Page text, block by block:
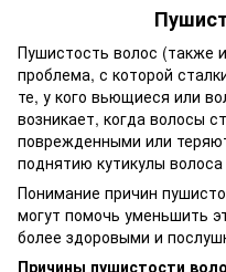
Пушистость волос (также
проблема, с которой
те, у кого вьющиеся или
возникает, когда волосы
поврежденными или
поднятию кутикулы
Понимание причин
могут помочь уменьшить
более здоровыми и
Причины пушистости